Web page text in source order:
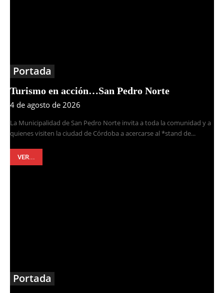
Portada
Turismo en acción…San Pedro Norte
4 de agosto de 2026
La Municipalidad de San Pedro Norte invita a toda la comunidad y a
quienes visiten la ciudad de Córdoba a acercarse al *stand de...
VER...
Portada